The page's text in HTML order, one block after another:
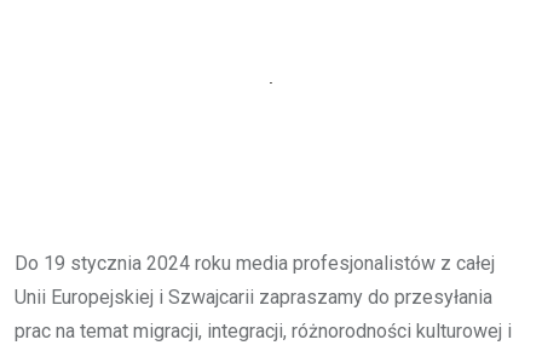
Do 19 stycznia 2024 roku media profesjonalistów z całej
Unii Europejskiej i Szwajcarii zapraszamy do przesyłania
prac na temat migracji, integracji, różnorodności kulturowej i